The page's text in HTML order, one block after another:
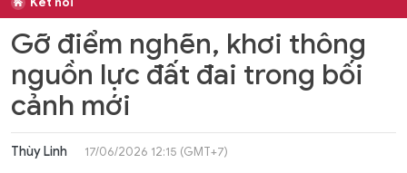
Gỡ điểm nghẽn, khơi thông
nguồn lực đất đai trong bối
cảnh mới
Thùy Linh 17/06/2026 12:15 (GMT+7)